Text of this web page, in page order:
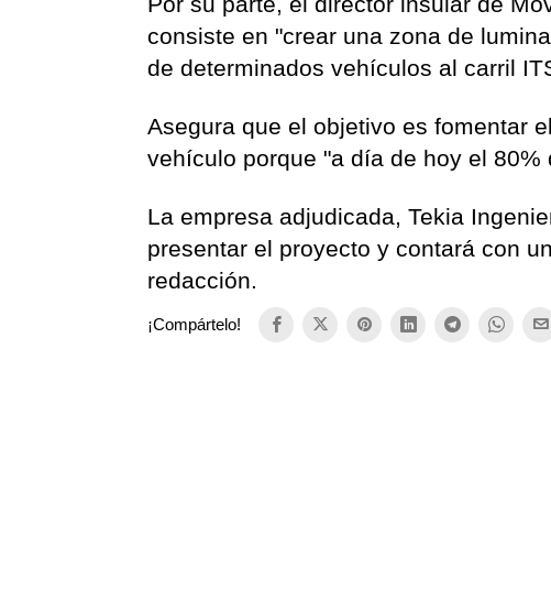
consiste en "crear una zona de
de determinados vehículos al carril
Asegura que el objetivo es fomentar
vehículo porque "a día de hoy el
La empresa adjudicada, Tekia
presentar el proyecto y contará con
redacción.
¡Compártelo!